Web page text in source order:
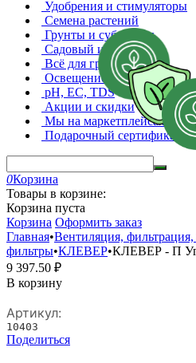
Удобрения и стимуляторы
Семена растений
Грунты и субстраты
Садовый инвентарь
Всё для гроверов
Освещение растений
pH, EC, TDS
Акции и скидки
Мы на маркетплейсах
Подарочный сертификат
0Корзина
Товары в корзине:
Корзина пуста
Корзина Оформить заказ
Главная•Вентиляция,
фильтры•КЛЕВЕР•КЛЕВЕР - П
9 397.50 ₽
В корзину
Артикул:
10403
Поделиться